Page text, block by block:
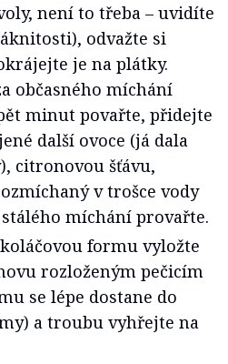
není to třeba – uvidíte
odvažte si
je na plátky.
občasného míchání
minut povařte, přidejte
další ovoce (já dala
citronovou šťávu,
v trošce vody
míchání provařte.
formu vyložte
rozloženým pečicím
se lépe dostane do
a troubu vyhřejte na